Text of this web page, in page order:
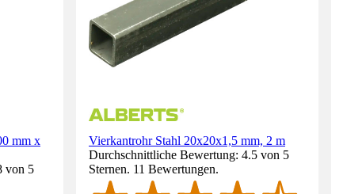
mm x
von 5
Vierkantrohr Stahl 20x20x1,5 mm, 2 m
Durchschnittliche Bewertung: 4.5 von 5
Sternen. 11 Bewertungen.